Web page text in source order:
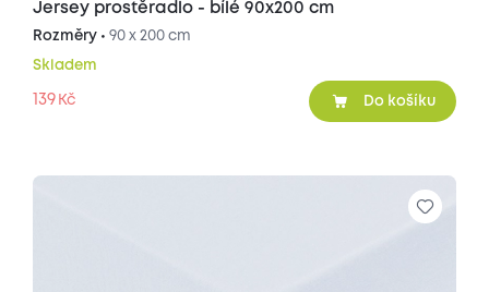
Jersey prostěradlo - bílé 90x200 cm
Rozměry • 90 x 200 cm
Skladem
139 Kč Do košíku